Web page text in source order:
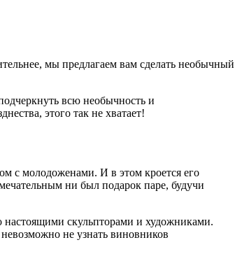
мы предлагаем вам сделать необычный
всю необычность и
этого так не хватает!
с молодоженами. И в этом кроется его
ни был подарок паре, будучи
настоящими скульпторами и художниками.
не узнать виновников